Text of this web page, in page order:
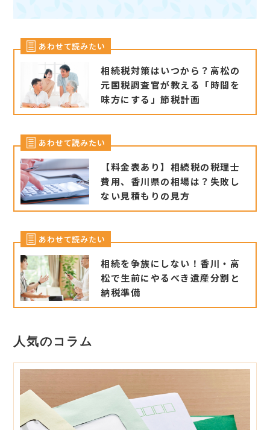
相続税対策はいつから？高松の
元国税調査官が教える「時間を
味方にする」節税計画
あわせて読みたい
【料金表あり】相続税の税理士
費用、香川県の相場は？失敗し
ない見積もりの見方
あわせて読みたい
相続を争族にしない！香川・高
松で生前にやるべき遺産分割と
納税準備
あわせて読みたい
人気のコラム